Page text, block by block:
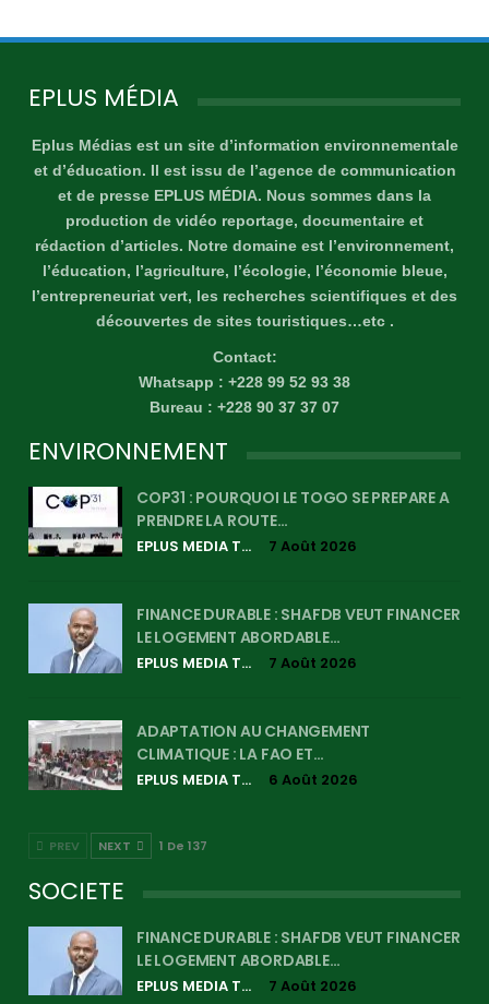
EPLUS MÉDIA
Eplus Médias est un site d’information environnementale
et d’éducation. Il est issu de l’agence de communication
et de presse EPLUS MÉDIA. Nous sommes dans la
production de vidéo reportage, documentaire et
rédaction d’articles. Notre domaine est l’environnement,
l’éducation, l’agriculture, l’écologie, l’économie bleue,
l’entrepreneuriat vert, les recherches scientifiques et des
découvertes de sites touristiques…etc .
Contact:
Whatsapp : +228 99 52 93 38
Bureau : +228 90 37 37 07
ENVIRONNEMENT
COP31 : POURQUOI LE TOGO SE PREPARE A
PRENDRE LA ROUTE…
EPLUS MEDIA TV 7 Août 2026
FINANCE DURABLE : SHAFDB VEUT FINANCER
LE LOGEMENT ABORDABLE…
EPLUS MEDIA TV 7 Août 2026
ADAPTATION AU CHANGEMENT
CLIMATIQUE : LA FAO ET…
EPLUS MEDIA TV 6 Août 2026
PREV NEXT 1 De 137
SOCIETE
FINANCE DURABLE : SHAFDB VEUT FINANCER
LE LOGEMENT ABORDABLE…
EPLUS MEDIA TV 7 Août 2026